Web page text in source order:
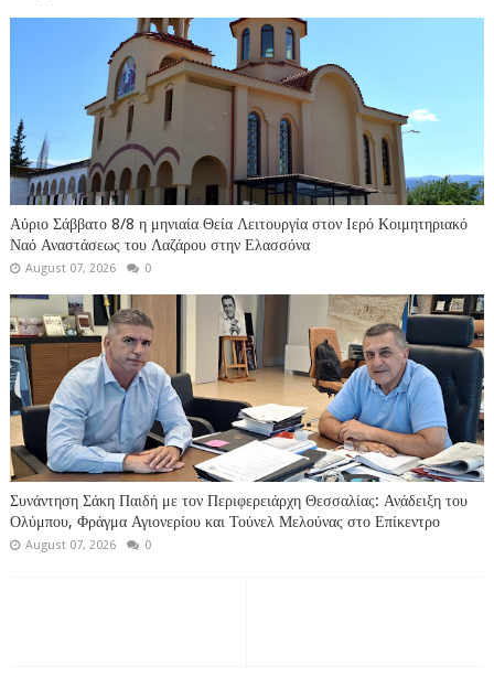
Αύριο Σάββατο 8/8 η μηνιαία Θεία Λειτουργία στον Ιερό Κοιμητηριακό
Ναό Αναστάσεως του Λαζάρου στην Ελασσόνα
August 07, 2026 0
Συνάντηση Σάκη Παιδή με τον Περιφερειάρχη Θεσσαλίας: Ανάδειξη του
Ολύμπου, Φράγμα Αγιονερίου και Τούνελ Μελούνας στο Επίκεντρο
August 07, 2026 0